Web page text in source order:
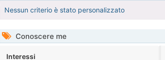
Nessun criterio è stato personalizzato
Conoscere me
Interessi